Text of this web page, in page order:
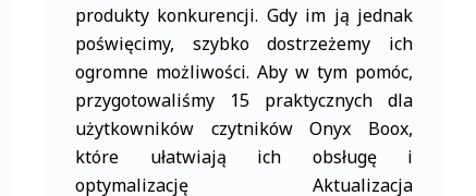
produkty konkurencji. Gdy im ją jednak
poświęcimy, szybko dostrzeżemy ich
ogromne możliwości. Aby w tym pomóc,
przygotowaliśmy 15 praktycznych dla
użytkowników czytników Onyx Boox,
które ułatwiają ich obsługę i
optymalizację Aktualizacja